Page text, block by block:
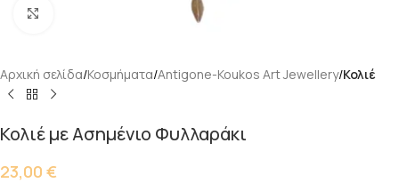
Κάντε κλικ για μεγέθυνση
Αρχική σελίδα Κοσμήματα Antigone-Koukos Art Jewellery Κολιέ
Κολιέ με Ασημένιο Φυλλαράκι
23,00 €